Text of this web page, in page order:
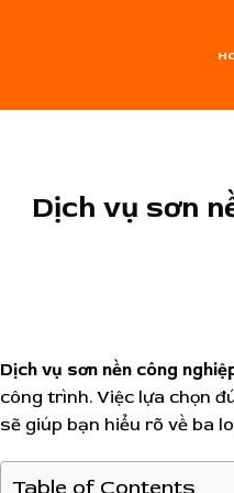
Dịch vụ sơn
Dịch vụ sơn nền công
công trình. Việc lựa chọn
sẽ giúp bạn hiểu rõ về ba